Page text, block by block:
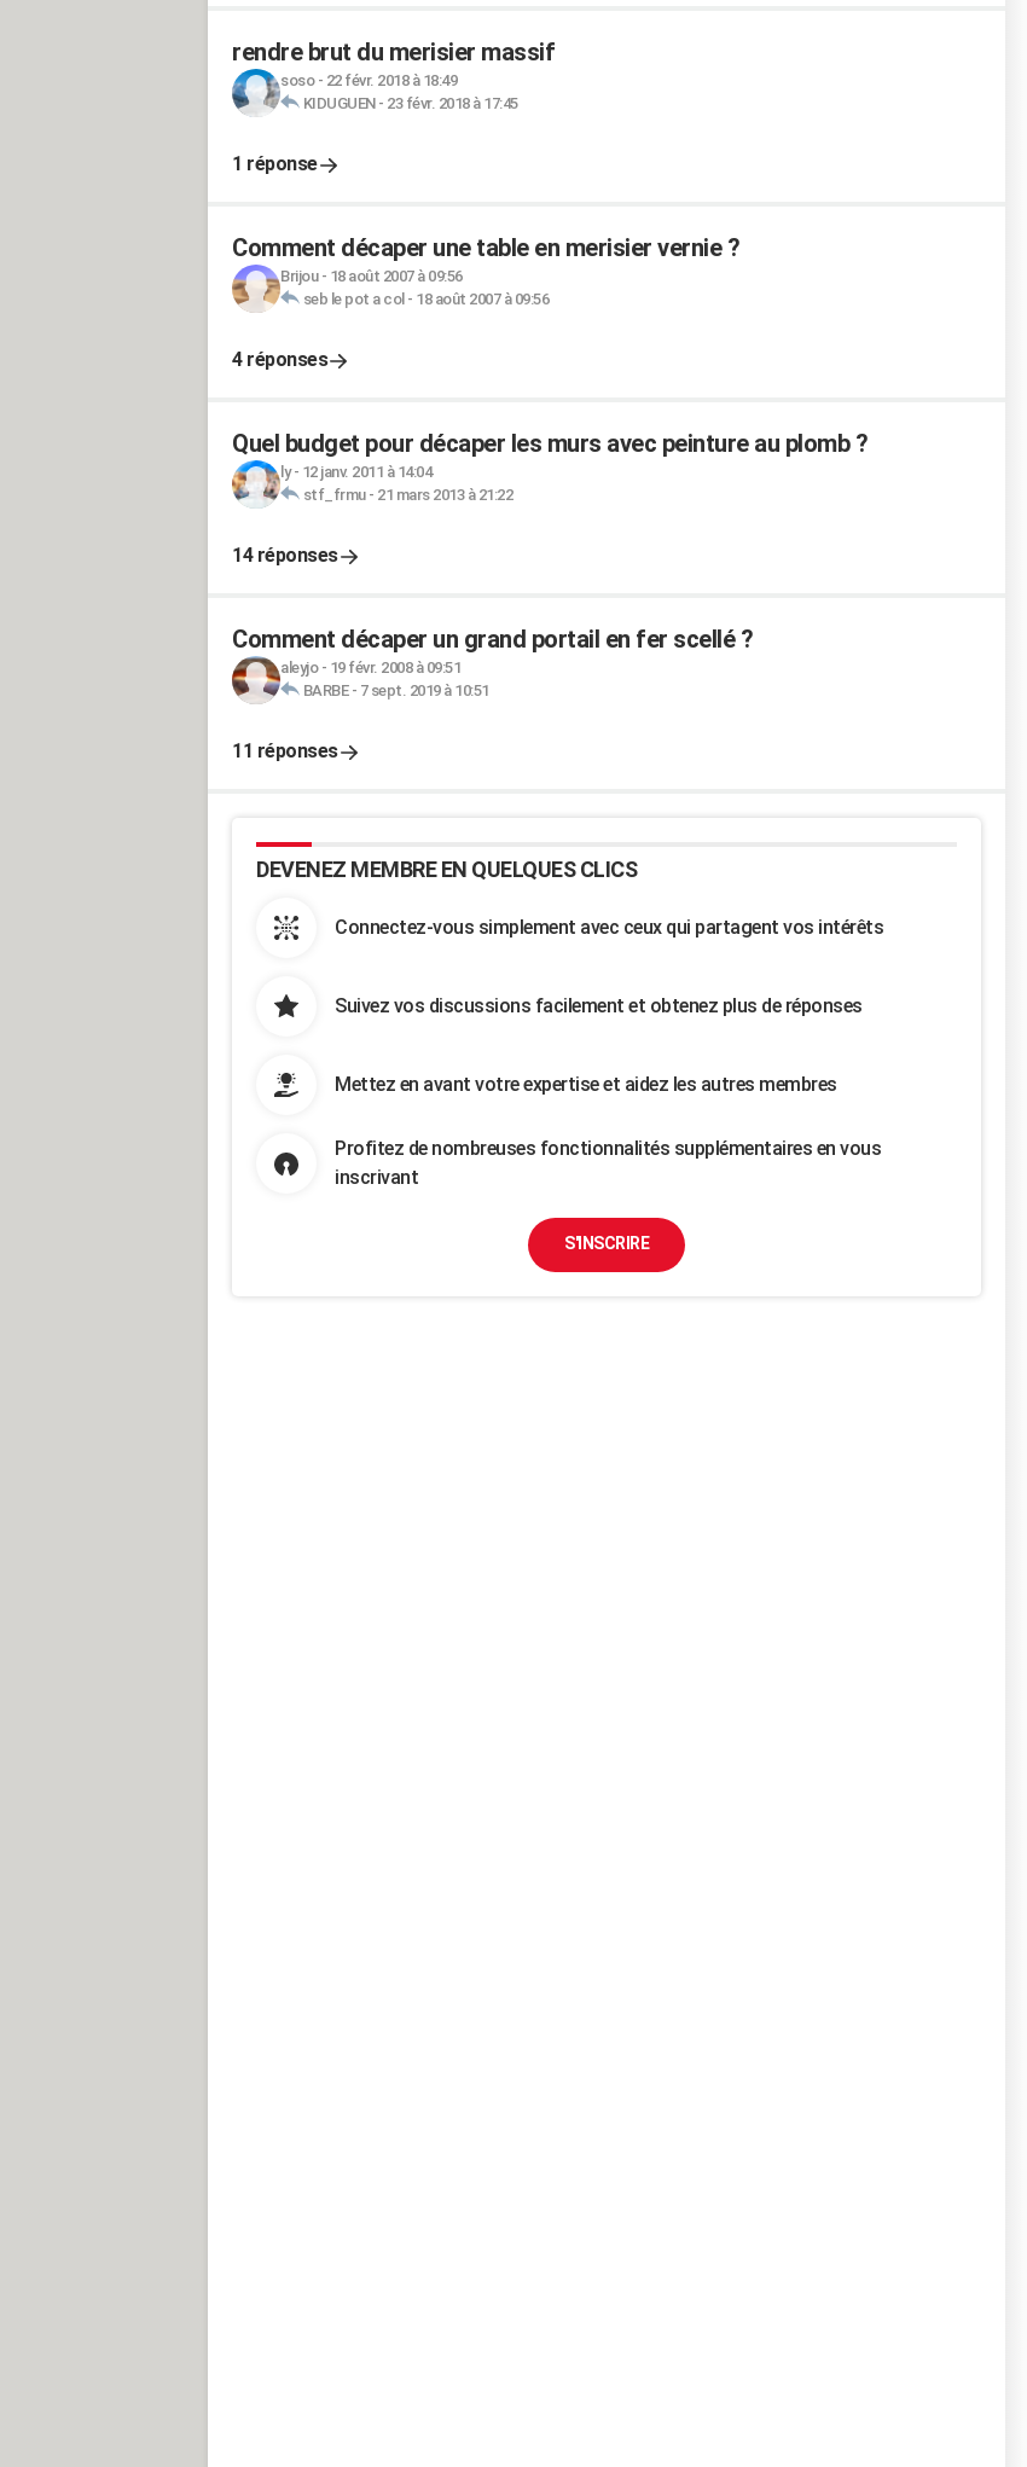
rendre brut du merisier massif
soso- 22 févr. 2018 à 18:49
KIDUGUEN- 23 févr. 2018 à 17:45
1 réponse
Comment décaper une table en merisier vernie ?
Brijou- 18 août 2007 à 09:56
seb le pot a col - 18 août 2007 à 09:56
4 réponses
Quel budget pour décaper les murs avec peinture au plomb ?
ly- 12 janv. 2011 à 14:04
stf_frmu- 21 mars 2013 à 21:22
14 réponses
Comment décaper un grand portail en fer scellé ?
aleyjo- 19 févr. 2008 à 09:51
BARBE- 7 sept. 2019 à 10:51
11 réponses
DEVENEZ MEMBRE EN QUELQUES CLICS
Connectez-vous simplement avec ceux qui partagent vos intérêts
Suivez vos discussions facilement et obtenez plus de réponses
Mettez en avant votre expertise et aidez les autres membres
Profitez de nombreuses fonctionnalités supplémentaires en vous
inscrivant
S'INSCRIRE